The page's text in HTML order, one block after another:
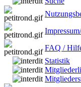
FAQ /
Statistik